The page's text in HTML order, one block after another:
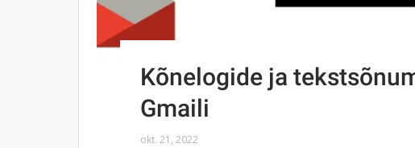
Kõnelogide ja
Gmaili
okt. 21, 2022